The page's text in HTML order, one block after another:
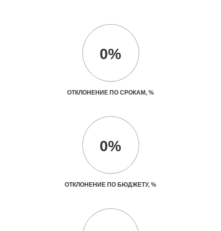
0%
ОТКЛОНЕНИЕ ПО СРОКАМ, %
0%
ОТКЛОНЕНИЕ ПО БЮДЖЕТУ, %